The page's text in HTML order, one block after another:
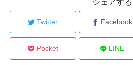
シェアする
Twitter Facebook
Pocket LINE